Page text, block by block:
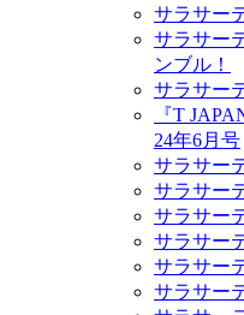
サラサー
サラサー
ンブル！
サラサー
『T
24年6月号
サラサー
サラサー
サラサー
サラサー
サラサー
サラサー